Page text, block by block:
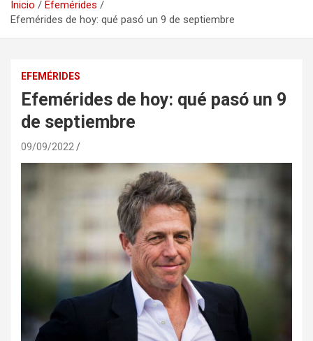
Inicio
Efemérides
Efemérides de hoy: qué pasó un 9 de septiembre
EFEMÉRIDES
Efemérides de hoy: qué pasó un 9
de septiembre
09/09/2022